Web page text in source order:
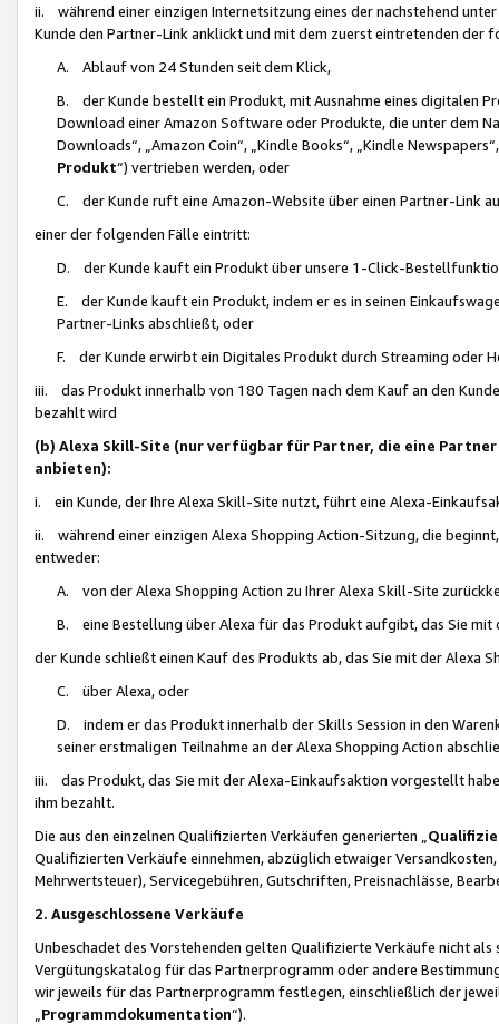
ii. während einer einzigen Internetsitzung eines der nachstehend
Kunde den Partner-Link anklickt und mit dem zuerst eintretenden der
A. Ablauf von 24 Stunden seit dem Klick,
B. der Kunde bestellt ein Produkt, mit Ausnahme eines digitalen
Download einer Amazon Software oder Produkte, die unter dem
Downloads“, „Amazon Coin“, „Kindle Books“, „Kindle
Produkt“) vertrieben werden, oder
C. der Kunde ruft eine Amazon-Website über einen Partner-Link
einer der folgenden Fälle eintritt:
D. der Kunde kauft ein Produkt über unsere 1-Click-
E. der Kunde kauft ein Produkt, indem er es in seinen
Partner-Links abschließt, oder
F. der Kunde erwirbt ein Digitales Produkt durch Streaming oder
iii. das Produkt innerhalb von 180 Tagen nach dem Kauf an den
bezahlt wird
(b) Alexa Skill-Site (nur verfügbar für Partner, die eine
anbieten):
i. ein Kunde, der Ihre Alexa Skill-Site nutzt, führt eine Alexa-
ii. während einer einzigen Alexa Shopping Action-Sitzung, die
entweder:
A. von der Alexa Shopping Action zu Ihrer Alexa Skill-Site
B. eine Bestellung über Alexa für das Produkt aufgibt, das Sie mit
der Kunde schließt einen Kauf des Produkts ab, das Sie mit der Alexa
C. über Alexa, oder
D. indem er das Produkt innerhalb der Skills Session in den
seiner erstmaligen Teilnahme an der Alexa Shopping Action
iii. das Produkt, das Sie mit der Alexa-Einkaufsaktion vorgestellt
ihm bezahlt.
Die aus den einzelnen Qualifizierten Verkäufen generierten „
Qualifizierten Verkäufe einnehmen, abzüglich etwaiger
Mehrwertsteuer), Servicegebühren, Gutschriften, Preisnachlässe,
2. Ausgeschlossene Verkäufe
Unbeschadet des Vorstehenden gelten Qualifizierte Verkäufe nicht
Vergütungskatalog für das Partnerprogramm oder andere
wir jeweils für das Partnerprogramm festlegen, einschließlich der
Programmdokumentation“).